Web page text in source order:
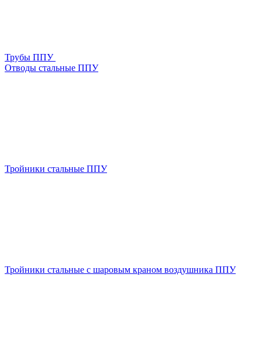
Трубы ППУ
Отводы стальные ППУ
Тройники стальные ППУ
Тройники стальные с шаровым краном воздушника ППУ